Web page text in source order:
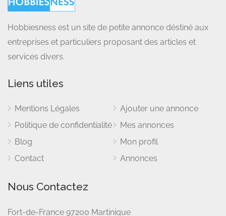
Hobbiesness est un site de petite annonce déstiné aux
entreprises et particuliers proposant des articles et
services divers.
Liens utiles
Mentions Légales
Politique de confidentialité
Blog
Contact
Ajouter une annonce
Mes annonces
Mon profil
Annonces
Nous Contactez
Fort-de-France 97200 Martinique